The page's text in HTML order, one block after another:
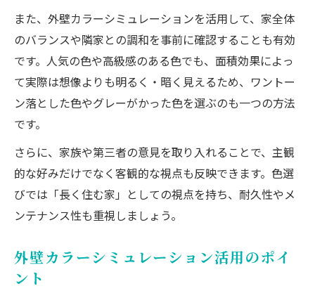
また、外壁カラーシミュレーションを活用して、家全体
のバランスや隣家との調和を事前に確認することも有効
です。人気の色や高級感のある色でも、面積効果によっ
て実際は想像よりも明るく・暗く見えるため、ワントー
ン落とした色やグレーがかった色を選ぶのも一つの方法
です。
さらに、家族や第三者の意見を取り入れることで、主観
的な好みだけでなく客観的な視点も反映できます。色選
びでは「長く住む家」としての視点を持ち、耐久性やメ
ンテナンス性も重視しましょう。
外壁カラーシミュレーション活用のポイ
ント